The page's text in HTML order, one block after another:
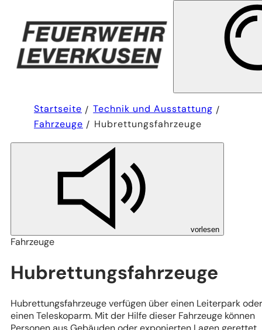
Startseite
Technik und Ausstattung
Fahrzeuge
Hubrettungsfahrzeuge
vorlesen
Fahrzeuge
Hubrettungsfahrzeuge
Hubrettungsfahrzeuge verfügen über einen Leiterpark oder
einen Teleskoparm. Mit der Hilfe dieser Fahrzeuge können